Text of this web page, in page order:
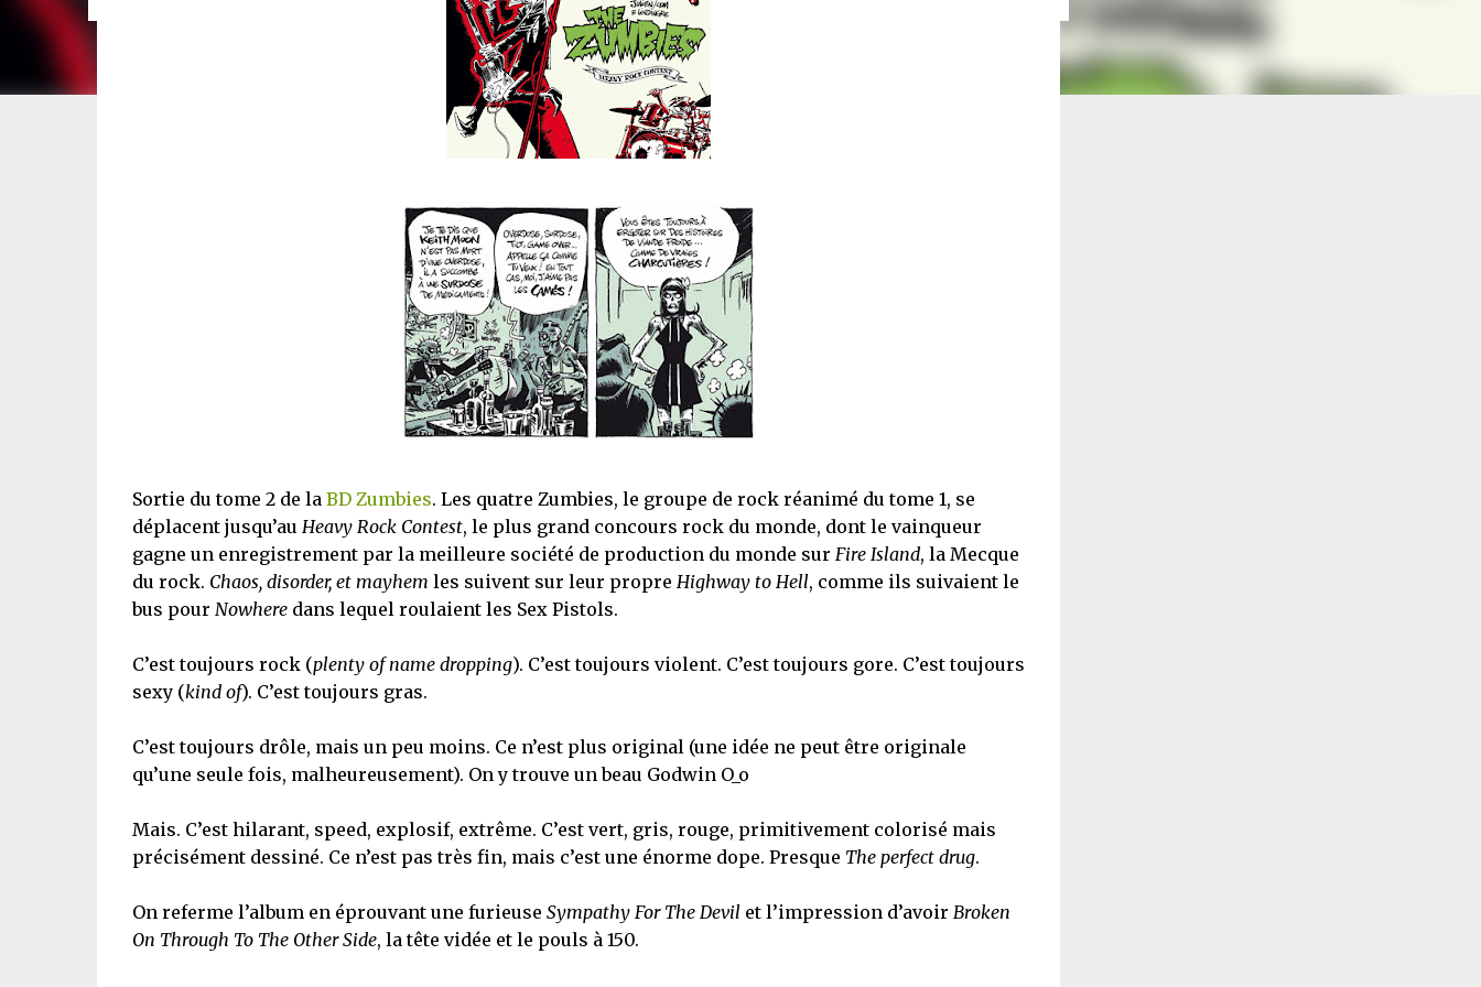
Sortie du tome 2 de la BD Zumbies. Les quatre Zumbies, le groupe de rock réanimé du tome 1, se
déplacent jusqu’au Heavy Rock Contest, le plus grand concours rock du monde, dont le vainqueur
gagne un enregistrement par la meilleure société de production du monde sur Fire Island, la Mecque
du rock. Chaos, disorder, et mayhem les suivent sur leur propre Highway to Hell, comme ils suivaient le
bus pour Nowheredans lequel roulaient les Sex Pistols.
C’est toujours rock (plenty of name dropping). C’est toujours violent. C’est toujours gore. C’est toujours
sexy (kind of). C’est toujours gras.
C’est toujours drôle, mais un peu moins. Ce n’est plus original (une idée ne peut être originale
qu’une seule fois, malheureusement). On y trouve un beau Godwin O_o
Mais. C’est hilarant, speed, explosif, extrême. C’est vert, gris, rouge, primitivement colorisé mais
précisément dessiné. Ce n’est pas très fin, mais c’est une énorme dope. Presque The perfect drug.
On referme l’album en éprouvant une furieuse Sympathy For The Devilet l’impression d’avoir Broken
On Through To The Other Side, la tête vidée et le pouls à 150.